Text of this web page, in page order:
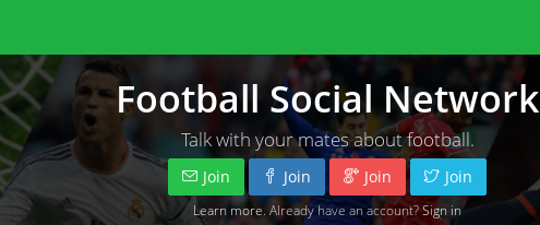
Football Social Network
Talk with your mates about football.
Join Join Join Join
Learn more . Already have an account?Sign in